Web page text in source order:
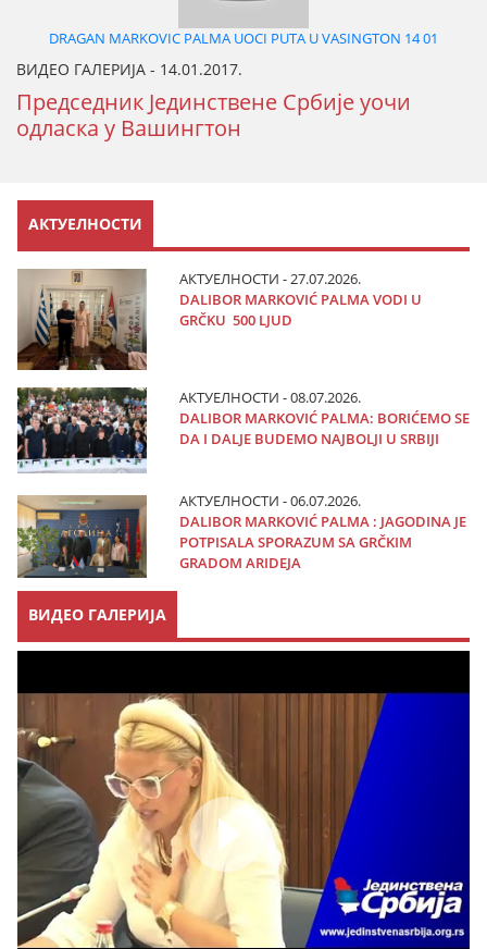
DRAGAN MARKOVIC PALMA UOCI PUTA U VASINGTON 14 01
ВИДЕО ГАЛЕРИЈА - 14.01.2017.
Председник Јединствене Србије уочи
одласка у Вашингтон
АКТУЕЛНОСТИ
АКТУЕЛНОСТИ - 27.07.2026.
DALIBOR MARKOVIĆ PALMA VODI U
GRČKU 500 LJUD
АКТУЕЛНОСТИ - 08.07.2026.
DALIBOR MARKOVIĆ PALMA: BORIĆEMO SE
DA I DALJE BUDEMO NAJBOLJI U SRBIJI
АКТУЕЛНОСТИ - 06.07.2026.
DALIBOR MARKOVIĆ PALMA : JAGODINA JE
POTPISALA SPORAZUM SA GRČKIM
GRADOM ARIDEJA
ВИДЕО ГАЛЕРИЈА